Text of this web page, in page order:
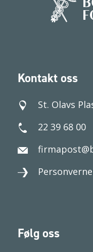
Kontakt oss
St. Olavs
22 39 68 00
Følg oss